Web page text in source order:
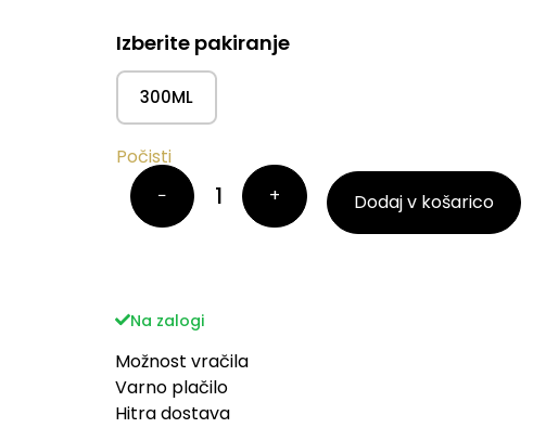
Izberite pakiranje
300ML
Počisti
−
+ Dodaj v košarico
Na zalogi
Možnost vračila
Varno plačilo
Hitra dostava